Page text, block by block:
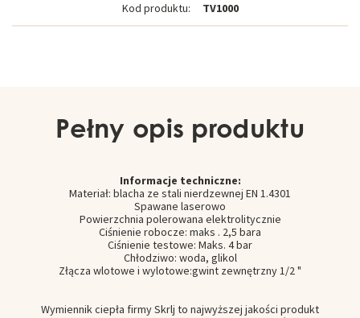
Kod produktu: TV1000
Pełny opis produktu
Informacje techniczne:
Materiał: blacha ze stali nierdzewnej EN 1.4301
Spawane laserowo
Powierzchnia polerowana elektrolitycznie
Ciśnienie robocze: maks . 2,5 bara
Ciśnienie testowe: Maks. 4bar
Chłodziwo: woda, glikol
Złącza wlotowe i wylotowe:gwint zewnętrzny1/2"
Wymiennik ciepła firmy Skrlj to najwyższej jakości produkt